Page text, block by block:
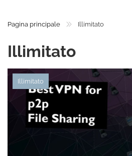
Pagina principale Illimitato
Illimitato
Illimitato